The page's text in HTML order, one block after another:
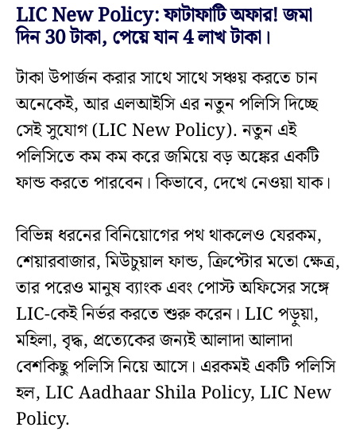
LIC New Policy: ফাটাফাটি অফার! জমা
দিন 30 টাকা, পেয়ে যান 4 লাখ টাকা।
টাকা উপার্জন করার সাথে সাথে সঞ্চয় করতে চান
অনেকেই, আর এলআইসি এর নতুন পলিসি দিচ্ছে
সেই সুযোগ (LIC New Policy). নতুন এই
পলিসিতে কম কম করে জমিয়ে বড় অঙ্কের একটি
ফান্ড করতে পারবেন। কিভাবে, দেখে নেওয়া যাক।
বিভিন্ন ধরনের বিনিয়োগের পথ থাকলেও যেরকম,
শেয়ারবাজার, মিউচুয়াল ফান্ড, ক্রিপ্টোর মতো ক্ষেত্র,
তার পরেও মানুষ ব্যাংক এবং পোস্ট অফিসের সঙ্গে
LIC-কেই নির্ভর করতে শুরু করেন। LIC পড়ুয়া,
মহিলা, বৃদ্ধ, প্রত্যেকের জন্যই আলাদা আলাদা
বেশকিছু পলিসি নিয়ে আসে। এরকমই একটি পলিসি
হল, LIC Aadhaar Shila Policy, LIC New
Policy.